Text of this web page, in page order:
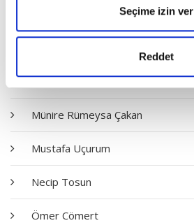
Seçime izin ver
Reddet
Mehmet Narlı
Münire Rümeysa Çakan
Mustafa Uçurum
Necip Tosun
Ömer Cömert